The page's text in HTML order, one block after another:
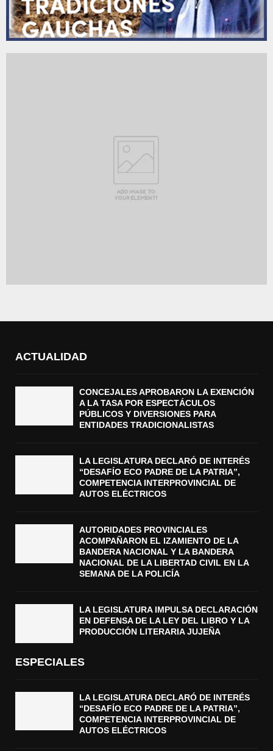
ACTUALIDAD
CONCEJALES APROBARON LA EXENCIÓN
A LA TASA POR ESPECTÁCULOS
PÚBLICOS Y DIVERSIONES PARA
ENTIDADES TRADICIONALISTAS
LA LEGISLATURA DECLARÓ DE INTERÉS
“DESAFÍO ECO PADRE DE LA PATRIA”,
COMPETENCIA INTERPROVINCIAL DE
AUTOS ELÉCTRICOS
AUTORIDADES PROVINCIALES
ACOMPAÑARON EL IZAMIENTO DE LA
BANDERA NACIONAL Y LA BANDERA
NACIONAL DE LA LIBERTAD CIVIL EN LA
SEMANA DE LA POLICÍA
LA LEGISLATURA IMPULSA DECLARACIÓN
EN DEFENSA DE LA LEY DEL LIBRO Y LA
PRODUCCIÓN LITERARIA JUJEÑA
ESPECIALES
LA LEGISLATURA DECLARÓ DE INTERÉS
“DESAFÍO ECO PADRE DE LA PATRIA”,
COMPETENCIA INTERPROVINCIAL DE
AUTOS ELÉCTRICOS